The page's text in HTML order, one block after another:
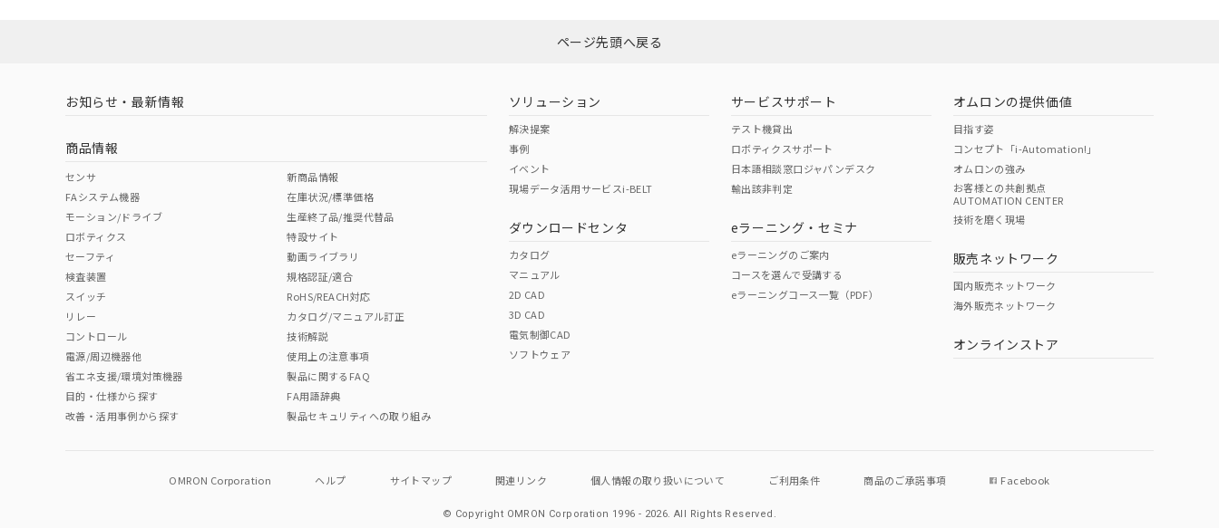
ダウンロードはこちら
中国 RoHS 注意事項・凡例
中国 RoHS表
Pb Hg Cr(VI)
O O
"対応済み"や非含有の記載がされた商品であっても、流通在庫等で未対応品が混在する可能性があります。
非含有品が必要な際は、弊社営業部門もしくは販売店へお問い合わせください。
（イギリス
（ノルウェー
（日本
（アメリカ
この製品の規格認証/適合状況ページへ
その他の認証はこちらのページからご検索ください
ページ先頭へ戻る
お知らせ・最新情報
商品情報
センサ
FAシステム機器
モーション/ドライブ
ロボティクス
セーフティ
検査装置
スイッチ
リレー
コントロール
電源/周辺機器他
省エネ支援/環境対策機器
目的・仕様から探す
改善・活用事例から探す
新商品情報
在庫状況/標準価格
生産終了品/推奨代替品
特設サイト
動画ライブラリ
規格認証/適合
RoHS/REACH対応
カタログ/マニュアル訂正
技術解説
使用上の注意事項
製品に関するFAQ
FA用語辞典
製品セキュリティへの取り組み
ソリューション
解決提案
事例
イベント
現場データ活用サービスi-BELT
ダウンロードセンタ
カタログ
マニュアル
2D CAD
3D CAD
電気制御CAD
ソフトウェア
サービスサポート
テスト機貸出
ロボティクスサポート
日本語相談窓口ジャパンデスク
輸出該非判定
eラーニング・セミナ
eラーニングのご案内
コースを選んで受講する
eラーニングコース一覧（PDF）
オムロンの提供価値
目指す姿
コンセプト「i-Automation!」
オムロンの強み
お客様との共創拠点
AUTOMATION CENTER
技術を磨く現場
販売ネットワーク
国内販売ネットワーク
海外販売ネットワーク
オンラインストア
OMRON Corporation ヘルプ サイトマップ 関連リンク 個人情報の取り扱いについて ご利用条件 商品のご承諾事項 Facebook
© Copyright OMRON Corporation 1996 - 2026.All Rights Reserved.